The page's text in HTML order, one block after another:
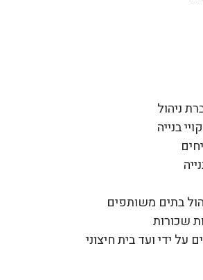
ניהול
בנייה
בתים משותפים
שכורות
על ידי ועד בית חיצוני